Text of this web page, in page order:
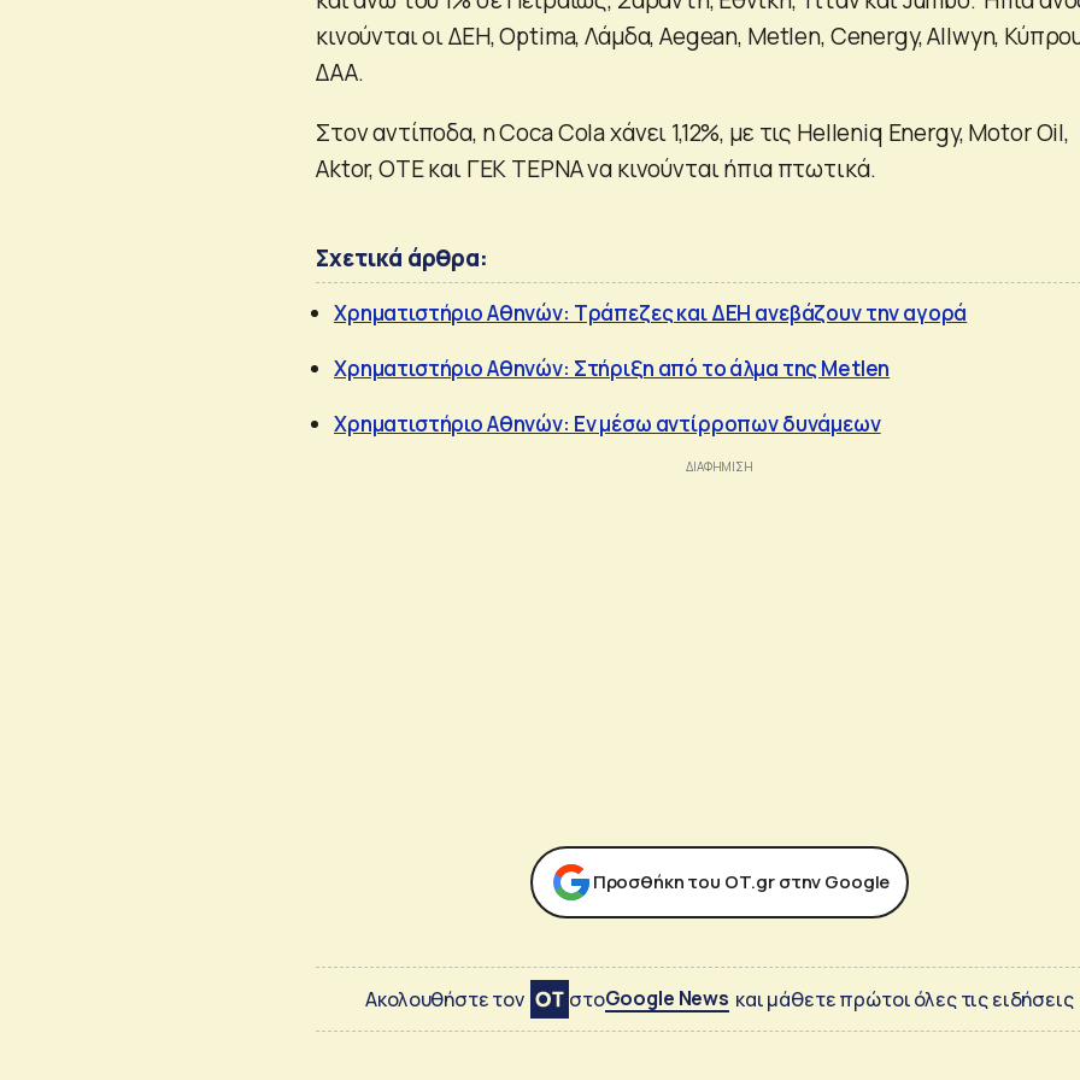
κινούνται οι ΔΕΗ, Optima, Λάμδα, Aegean, Metlen, Cenergy, Allwyn,
ΔΑΑ.
Στον αντίποδα, η Coca Cola χάνει 1,12%, με τις Helleniq Energy, Motor Oil,
Aktor, ΟΤΕ και ΓΕΚ ΤΕΡΝΑ να κινούνται ήπια πτωτικά.
Σχετικά άρθρα:
Χρηματιστήριο Αθηνών: Τράπεζες και ΔΕΗ ανεβάζουν την αγορά
Χρηματιστήριο Αθηνών: Στήριξη από το άλμα της Metlen
Χρηματιστήριο Αθηνών: Εν μέσω αντίρροπων δυνάμεων
Προσθήκη του ΟΤ.gr στην Google
Ακολουθήστε τον στοGoogle News και μάθετε πρώτοι όλες τις ειδήσεις